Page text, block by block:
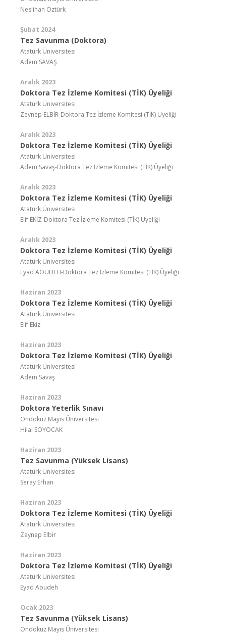
Neslihan Öztürk
Şubat 2024
Tez Savunma (Doktora)
Atatürk Üniversitesi
Adem SAVAŞ
Aralık 2023
Doktora Tez İzleme Komitesi (TİK) Üyeliği
Atatürk Üniversitesi
Zeynep ELBİR-Doktora Tez İzleme Komitesi (TİK) Üyeliği
Aralık 2023
Doktora Tez İzleme Komitesi (TİK) Üyeliği
Atatürk Üniversitesi
Adem Savaş-Doktora Tez İzleme Komitesi (TİK) Üyeliği
Aralık 2023
Doktora Tez İzleme Komitesi (TİK) Üyeliği
Atatürk Üniversitesi
Elif EKİZ-Doktora Tez İzleme Komitesi (TİK) Üyeliği
Aralık 2023
Doktora Tez İzleme Komitesi (TİK) Üyeliği
Atatürk Üniversitesi
Eyad AOUDEH-Doktora Tez İzleme Komitesi (TİK) Üyeliği
Haziran 2023
Doktora Tez İzleme Komitesi (TİK) Üyeliği
Atatürk Üniversitesi
Elif Ekiz
Haziran 2023
Doktora Tez İzleme Komitesi (TİK) Üyeliği
Atatürk Üniversitesi
Adem Savaş
Haziran 2023
Doktora Yeterlik Sınavı
Ondokuz Mayıs Üniversitesi
Hilal SOYOCAK
Haziran 2023
Tez Savunma (Yüksek Lisans)
Atatürk Üniversitesi
Seray Erhan
Haziran 2023
Doktora Tez İzleme Komitesi (TİK) Üyeliği
Atatürk Üniversitesi
Zeynep Elbir
Haziran 2023
Doktora Tez İzleme Komitesi (TİK) Üyeliği
Atatürk Üniversitesi
Eyad Aoudeh
Ocak 2023
Tez Savunma (Yüksek Lisans)
Ondokuz Mayıs Üniversitesi